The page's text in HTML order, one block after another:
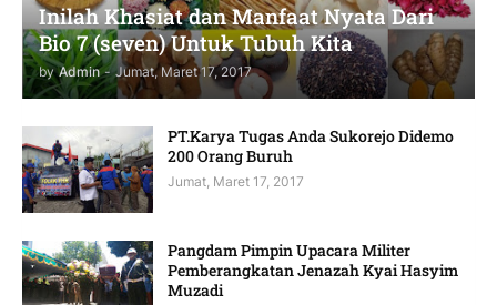
Inilah Khasiat dan Manfaat Nyata Dari
Bio 7 (seven) Untuk Tubuh Kita
by Admin - Jumat, Maret 17, 2017
PT.Karya Tugas Anda Sukorejo Didemo
200 Orang Buruh
Jumat, Maret 17, 2017
Pangdam Pimpin Upacara Militer
Pemberangkatan Jenazah Kyai Hasyim
Muzadi